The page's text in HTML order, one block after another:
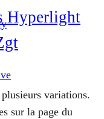
Hyperlight
variations.
sur la page du